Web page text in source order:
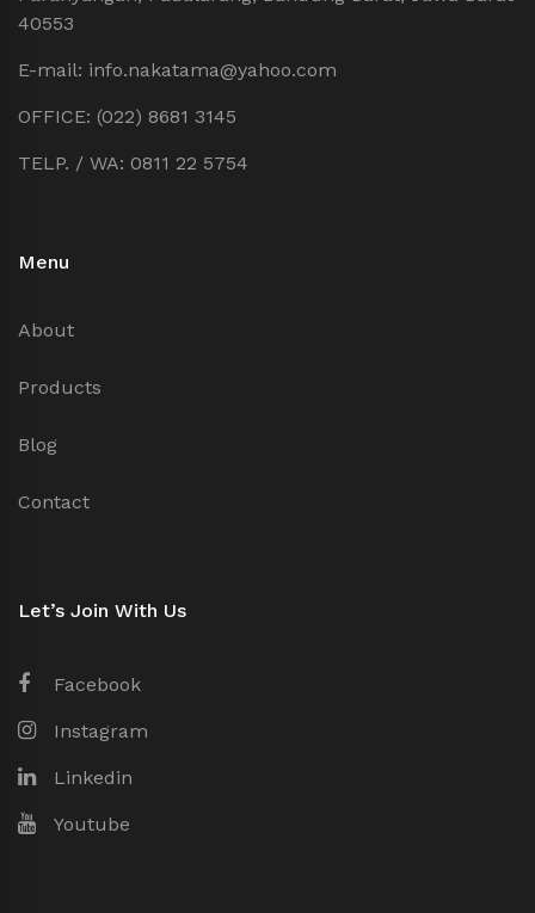
40553
E-mail: info.nakatama@yahoo.com
OFFICE: (022) 8681 3145
TELP. / WA: 0811 22 5754
Menu
About
Products
Blog
Contact
Let’s Join With Us
Facebook
Instagram
Linkedin
Youtube